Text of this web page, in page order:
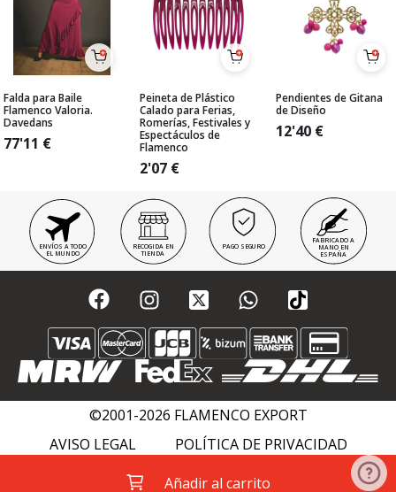
Añadir al carrito
Falda para Baile
Flamenco Valoria.
Davedans
77'11 €
Peineta de Plástico
Calado para Ferias,
Romerías, Festivales y
Espectáculos de
Flamenco
2'07 €
Pendientes de Gitana
de Diseño
12'40 €
ENVÍOS A TODO
EL MUNDO
RECOGIDA EN
TIENDA
PAGO SEGURO
FABRICADO A
MANO EN
ESPAÑA
©2001-2026 FLAMENCO EXPORT
AVISO LEGAL
POLÍTICA DE PRIVACIDAD
POLÍTICA DE COOKIES
FLAMENCO WIKI